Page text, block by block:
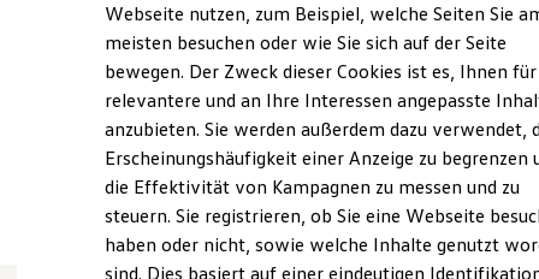
Laden
Laden unterwegs
Laden Zuhause
Ladestationen finden
Ladezeitensimulator
Batterie
Sicherheit
Garantie und Lebensdauer
Nachhaltigkeit
Technologie
Kosten und Kauf
Verbrauchskosten
info@schneider-helbra.de
+49 34772 8560
Ansprechpartner
Webseite nutzen, zum Beispiel, welche Seiten Sie
meisten besuchen oder wie Sie sich auf der Seite
bewegen. Der Zweck dieser Cookies ist es, Ihnen für
relevantere und an Ihre Interessen angepasste
anzubieten. Sie werden außerdem dazu verwendet,
Erscheinungshäufigkeit einer Anzeige zu begrenzen
die Effektivität von Kampagnen zu messen und zu
steuern. Sie registrieren, ob Sie eine Webseite
haben oder nicht, sowie welche Inhalte genutzt
sind. Dies basiert auf einer eindeutigen